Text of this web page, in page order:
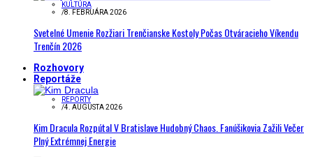
KULTÚRA
/8. FEBRUÁRA 2026
Svetelné Umenie Rozžiari Trenčianske Kostoly Počas Otváracieho Víkendu
Trenčín 2026
Rozhovory
Reportáže
REPORTY
/4. AUGUSTA 2026
Kim Dracula Rozpútal V Bratislave Hudobný Chaos. Fanúšikovia Zažili Večer
Plný Extrémnej Energie